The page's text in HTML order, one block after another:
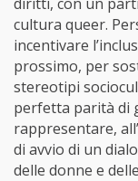
cultura queer.
incentivare
prossimo, per
stereotipi
perfetta parità di
rappresentare,
di avvio di un
delle donne e